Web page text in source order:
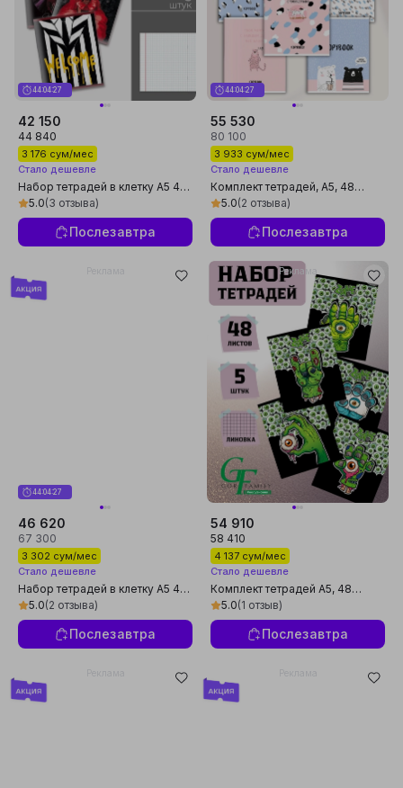
44:04:26
42 150
44 840
3 176 сум/мес
Стало дешевле
Набор тетрадей в клетку А5 48
листов на скобе 5 штук для
школы и офиса
5.0(3 отзыва)
Послезавтра
44:04:26
55 530
80 100
3 933 сум/мес
Стало дешевле
Комплект тетрадей, А5, 48
листов, 5 шт, в клетку, для
девочек, произведено в
России
5.0(2 отзыва)
Послезавтра
44:04:26
46 620
67 300
3 302 сум/мес
Стало дешевле
Набор тетрадей в клетку А5 48
листов на скобе 5 штук для
школы и офиса
5.0(2 отзыва)
Послезавтра
Реклама
54 910
58 410
4 137 сум/мес
Стало дешевле
Комплект тетрадей А5, 48
листов, 5 шт, в клетку, для
мальчиков, произведено в
России
5.0(1 отзыв)
Послезавтра